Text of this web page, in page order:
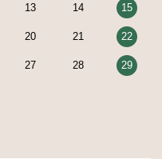
13 14 15
20 21 22
27 28 29